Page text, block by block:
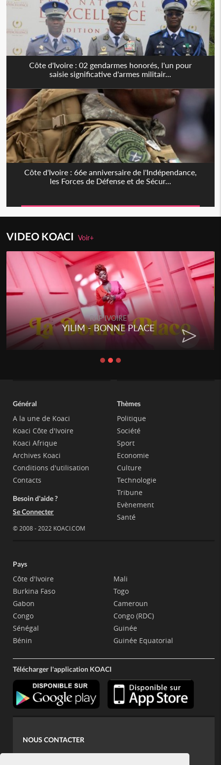
Côte d'Ivoire : 02 gendarmes honorés, l'un pour
saisie significative d'armes militair...
Côte d'Ivoire : 66e anniversaire de l'Indépendance,
les Forces de Défense et de Sécur...
VIDEO KOACIVoir+
RAP IVOIRE
YILIM - BONNE PLACE
Général
A la une de Koaci
Koaci Côte d'Ivoire
Koaci Afrique
Archives Koaci
Conditions d'utilisation
Contacts
Besoin d'aide ?
Se Connecter
© 2008 - 2022 KOACI.COM
Thèmes
Politique
Société
Sport
Economie
Culture
Technologie
Tribune
Evènement
Santé
Pays
Côte d'Ivoire
Burkina Faso
Gabon
Congo
Sénégal
Bénin
Mali
Togo
Cameroun
Congo (RDC)
Guinée
Guinée Equatorial
Télécharger l'application KOACI
NOUS CONTACTER